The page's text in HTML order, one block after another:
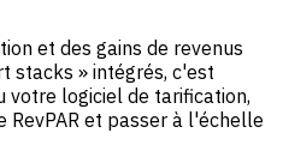
et des gains de revenus
stacks » intégrés, c'est
votre logiciel de tarification,
et passer à l'échelle